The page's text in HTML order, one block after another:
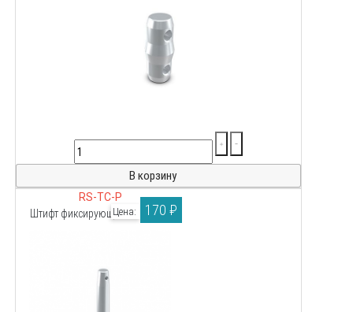
RS-TC-P
Штифт фиксирующий стальной
Цена: 170 ₽